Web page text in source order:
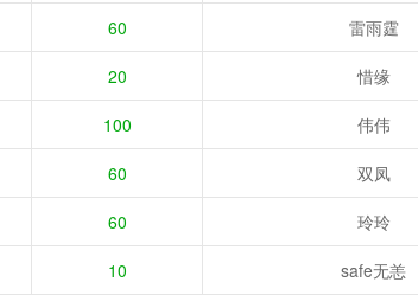
60 雷雨霆
20 惜缘
100 伟伟
60 双凤
60 玲玲
10 safe无恙